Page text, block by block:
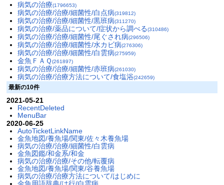
病気の治療(1796653)
病気の治療/治療/細菌性/白点病(319812)
病気の治療/治療/細菌性/黒班病(311270)
病気の治療/薬品について/症状から調べる(310486)
病気の治療/治療/細菌性/尾ぐされ病(296506)
病気の治療/治療/細菌性/水カビ病(276306)
病気の治療/治療/細菌性/白雲病(275959)
金魚ＦＡＱ(261897)
病気の治療/治療/細菌性/赤班病(261030)
病気の治療/治療方法について/食塩浴(242659)
最新の10件
2021-05-21
RecentDeleted
MenuBar
2020-06-25
AutoTicketLinkName
金魚地図/養魚場/関東/佐々木養魚場
病気の治療/治療/細菌性/白雲病
金魚図鑑/和金系/和金
病気の治療/治療/その他/転覆病
金魚地図/養魚場/関東/谷養魚場
病気の治療/治療方法について/はじめに